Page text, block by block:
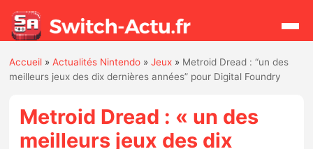
Rechercher
Actualités
Accueil »Actualités Nintendo »Jeux » Metroid Dread : “un des
meilleurs jeux des dix dernières années” pour Digital Foundry
Metroid Dread : « un des
meilleurs jeux des dix